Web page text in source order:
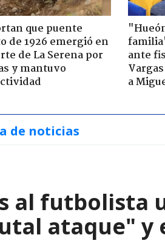
que puente
de 1926 emergió en
de La Serena por
y mantuvo
ante
a
de noticias
al futbolista
ataque" y